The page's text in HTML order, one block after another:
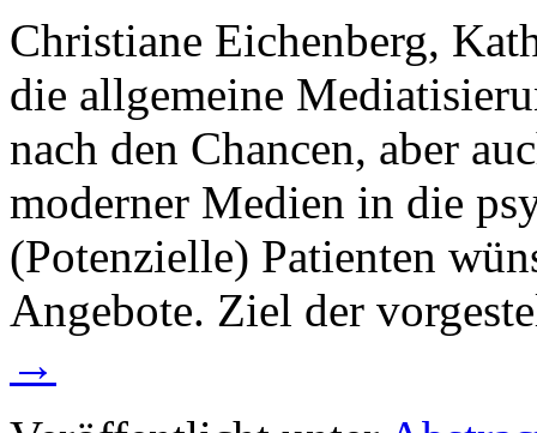
Christiane Eichenberg,
die allgemeine
nach den Chancen, aber
moderner Medien in die
(Potenzielle) Patienten
Angebote. Ziel der
→